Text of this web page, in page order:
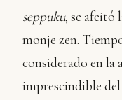
seppuku, se afeitó
monje zen.
considerado en la
imprescindible